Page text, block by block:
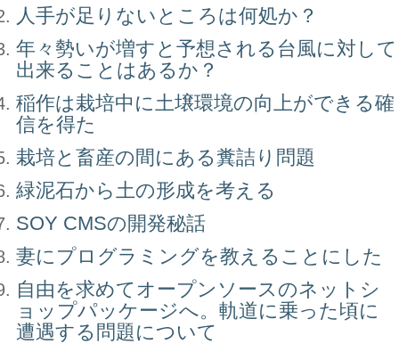
人手が足りないところは何処か？
年々勢いが増すと予想される台風に対して
出来ることはあるか？
稲作は栽培中に土壌環境の向上ができる確
信を得た
栽培と畜産の間にある糞詰り問題
緑泥石から土の形成を考える
SOY CMSの開発秘話
妻にプログラミングを教えることにした
自由を求めてオープンソースのネットシ
ョップパッケージへ。軌道に乗った頃に
遭遇する問題について